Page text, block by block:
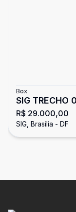
Box
SIG
no Edifício
Indústria
R$ 29.000,00
SIG, Brasília - DF